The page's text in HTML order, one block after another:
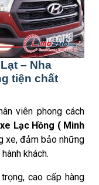
– Nha
tiện chất
viên phong cách
xe Lạc Hồng ( Minh
xe, đảm bảo những
khách.
cao cấp hàng